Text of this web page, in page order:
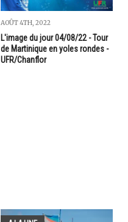
AOÛT 4TH, 2022
L'image du jour 04/08/22 - Tour
de Martinique en yoles rondes -
UFR/Chanflor